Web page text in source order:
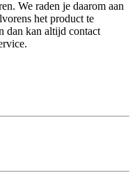
We raden je daarom aan
het product te
dan kan altijd contact